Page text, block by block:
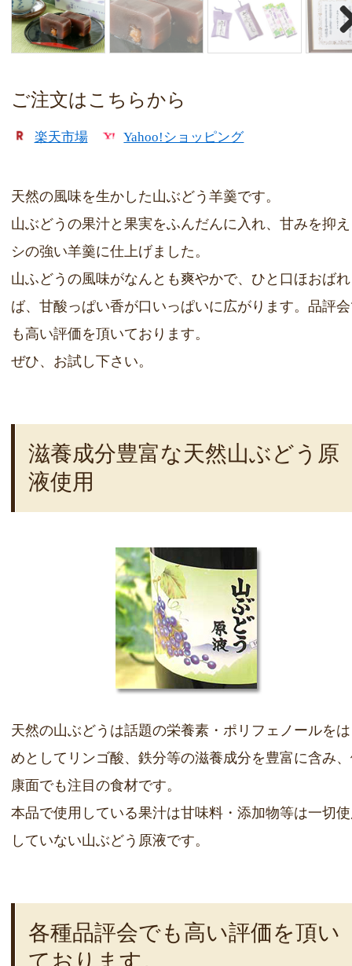
ご注文はこちらから
楽天市場 Yahoo!ショッピング
天然の風味を生かした山ぶどう羊羹です。
山ぶどうの果汁と果実をふんだんに入れ、甘みを抑
シの強い羊羹に仕上げました。
山ふどうの風味がなんとも爽やかで、ひと口ほおばれ
ば、甘酸っぱい香が口いっぱいに広がります。品評
も高い評価を頂いております。
ぜひ、お試し下さい。
滋養成分豊富な天然山ぶどう原
液使用
天然の山ぶどうは話題の栄養素・ポリフェノールを
めとしてリンゴ酸、鉄分等の滋養成分を豊富に含み
康面でも注目の食材です。
本品で使用している果汁は甘味料・添加物等は一切
していない山ぶどう原液です。
各種品評会でも高い評価を頂い
ております。